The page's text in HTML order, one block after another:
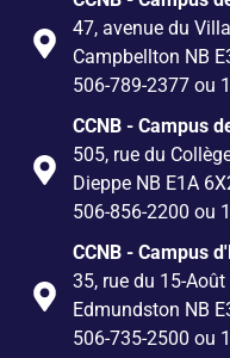
47, avenue du
Campbellton NB
506-789-2377 ou
CCNB - Campus
505, rue du
Dieppe NB E1A
506-856-2200 ou
CCNB - Campus
35, rue du 15-Août
Edmundston NB
506-735-2500 ou